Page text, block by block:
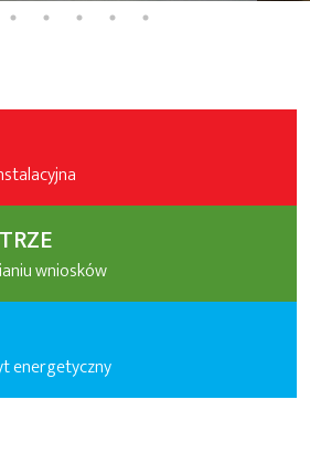
wniosków
energetyczny